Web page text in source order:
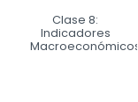
Clase 8:
Indicadores
Macroeconómicos